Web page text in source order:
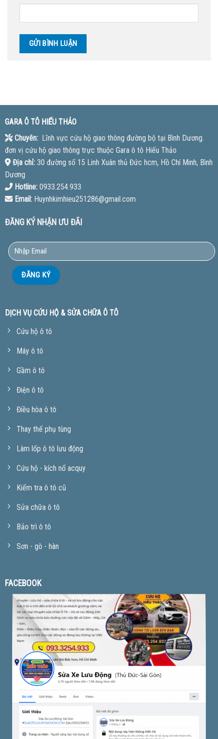
GARA Ô TÔ HIẾU THẢO
Chuyên:Lĩnh vực cứu hộ giao thông đường bộ tại Bình Dương.
đơn vị cứu hộ giao thông trực thuộc Gara ô tô Hiếu Thảo
Địa chỉ:30 đường số 15 Linh Xuân thủ Đức hcm, Hồ Chí Minh, Bình
Dương
Hotline:0933.254.933
Email:Huynhkimhieu251286@gmail.com
ĐĂNG KÝ NHẬN ƯU ĐÃI
DỊCH VỤ CỨU HỘ & SỬA CHỮA Ô TÔ
Cứu hộ ô tô
Máy ô tô
Gầm ô tô
Điện ô tô
Điều hòa ô tô
Thay thế phụ tùng
Làm lốp ô tô lưu động
Cứu hộ - kích nổ acquy
Kiểm tra ô tô cũ
Sửa chữa ô tô
Bảo trì ô tô
Sơn - gò - hàn
FACEBOOK